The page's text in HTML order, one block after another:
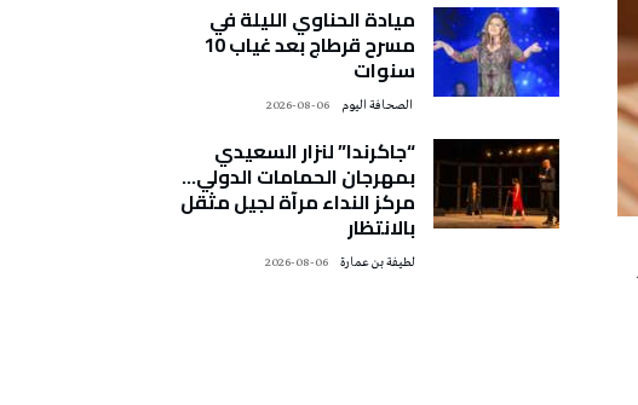
ميادة الحناوي الليلة في
مسرح قرطاج بعد غياب 10
سنوات
2026-08-06
“جاكرندا” لنزار السعيدي
بمهرجان الحمامات الدولي…
مركز النداء مرآة لجيل مثقل
بالانتظار
لطيفة بن عمارة 2026-08-06